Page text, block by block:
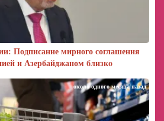
Подписание мирного соглашения
и Азербайджаном близко
около одного месяца назад